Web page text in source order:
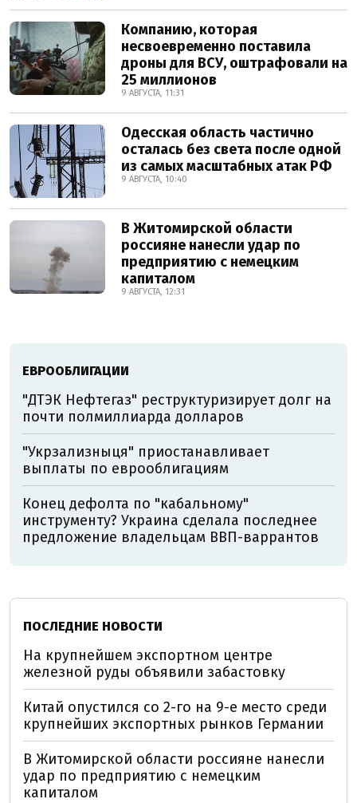
Компанию, которая
несвоевременно поставила
дроны для ВСУ, оштрафовали на
25 миллионов
9 АВГУСТА, 11:31
Одесская область частично
осталась без света после одной
из самых масштабных атак РФ
9 АВГУСТА, 10:40
В Житомирской области
россияне нанесли удар по
предприятию с немецким
капиталом
9 АВГУСТА, 12:31
ЕВРООБЛИГАЦИИ
"ДТЭК Нефтегаз" реструктуризирует долг на
почти полмиллиарда долларов
"Укрзализныця" приостанавливает
выплаты по еврооблигациям
Конец дефолта по "кабальному"
инструменту? Украина сделала последнее
предложение владельцам ВВП-варрантов
ПОСЛЕДНИЕ НОВОСТИ
На крупнейшем экспортном центре
железной руды объявили забастовку
Китай опустился со 2-го на 9-е место среди
крупнейших экспортных рынков Германии
В Житомирской области россияне нанесли
удар по предприятию с немецким
капиталом